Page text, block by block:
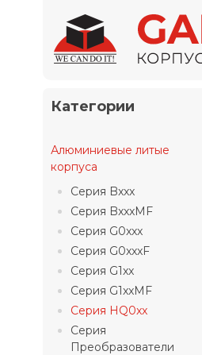
Категории
Алюминиевые литые
корпуса
Серия Bxxx
Серия BxxxMF
Серия G0xxx
Серия G0xxxF
Серия G1xx
Серия G1xxMF
Серия HQ0xx
Серия
Преобразователи